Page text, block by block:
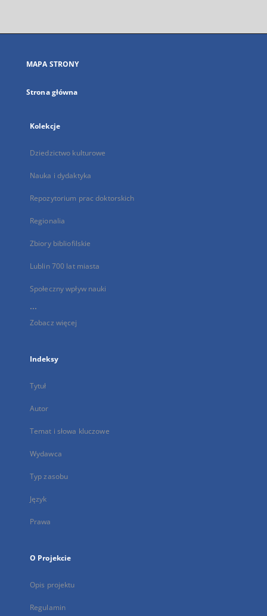
się
karcie
MAPA STRONY
Strona główna
Kolekcje
Dziedzictwo kulturowe
Nauka i dydaktyka
Repozytorium prac doktorskich
Regionalia
Zbiory bibliofilskie
Lublin 700 lat miasta
Społeczny wpływ nauki
...
Zobacz więcej
Indeksy
Tytuł
Autor
Temat i słowa kluczowe
Wydawca
Typ zasobu
Język
Prawa
O Projekcie
Opis projektu
Regulamin